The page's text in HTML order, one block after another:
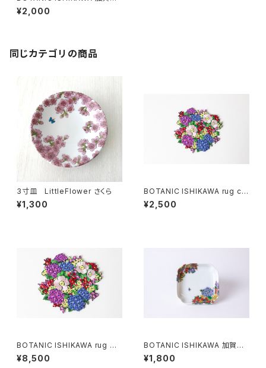
リル皿
¥2,000
同じカテゴリの商品
3寸皿 LittleFlower さくら
¥1,300
BOTANIC ISHIKAWA rug co
aster embroidery Fist editi
on
¥2,500
BOTANIC ISHIKAWA rug wi
ne cooler embroidery Fist
edition
¥8,500
BOTANIC ISHIKAWA 加賀３
寸角皿
¥1,800